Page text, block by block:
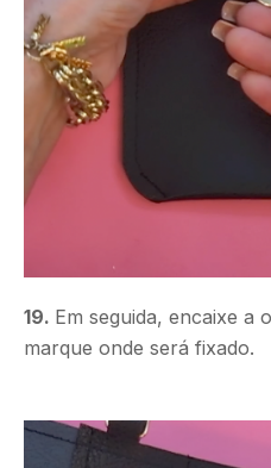
19. Em seguida, encaixe a
marque onde será fixado.